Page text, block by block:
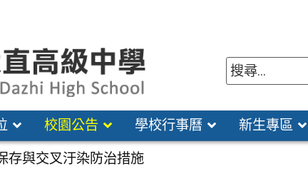
校園公告 學校行事曆 新生專區
存與交叉汙染防治措施